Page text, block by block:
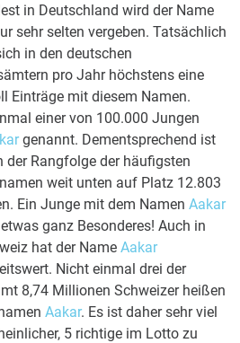
in Deutschland wird der Name
sehr selten vergeben. Tatsächlich
in den deutschen
pro Jahr höchstens eine
Einträge mit diesem Namen.
einer von 100.000 Jungen
genannt. Dementsprechend ist
der Rangfolge der häufigsten
weit unten auf Platz 12.803
Ein Junge mit dem Namen Aakar
ganz Besonderes! Auch in
hat der Name Aakar
Nicht einmal drei der
8,74 Millionen Schweizer heißen
Aakar. Es ist daher sehr viel
5 richtige im Lotto zu